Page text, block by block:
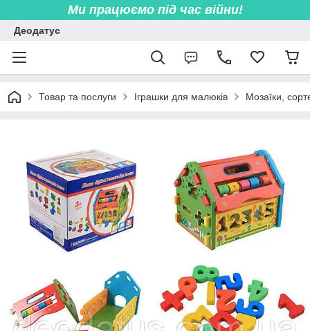
Ми працюємо під час війни!
Деодатус
Товар та послуги Іграшки для малюків Мозаїки,